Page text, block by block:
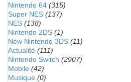
Nintendo 64 (315)
Super NES (137)
NES (138)
Nintendo 2DS (1)
New Nintendo 3DS (11)
Actualité (111)
Nintendo Switch (2907)
Mobile (42)
Musique (0)